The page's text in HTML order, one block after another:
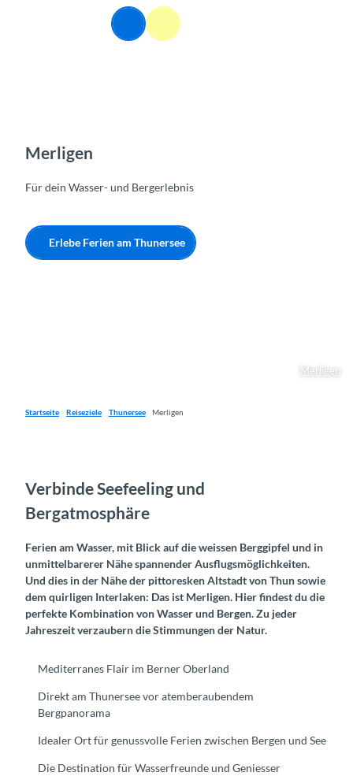
Suche Menü
Merligen
Merligen
Für dein Wasser- und Bergerlebnis
Erlebe Ferien am Thunersee
Startseite Reiseziele Thunersee Merligen
Verbinde Seefeeling und
Bergatmosphäre
Ferien am Wasser, mit Blick auf die weissen Berggipfel und in
unmittelbarerer Nähe spannender Ausflugsmöglichkeiten.
Und dies in der Nähe der pittoresken Altstadt von Thun sowie
dem quirligen Interlaken: Das ist Merligen. Hier findest du die
perfekte Kombination von Wasser und Bergen. Zu jeder
Jahreszeit verzaubern die Stimmungen der Natur.
Mediterranes Flair im Berner Oberland
Direkt am Thunersee vor atemberaubendem
Bergpanorama
Idealer Ort für genussvolle Ferien zwischen Bergen und See
Die Destination für Wasserfreunde und Geniesser